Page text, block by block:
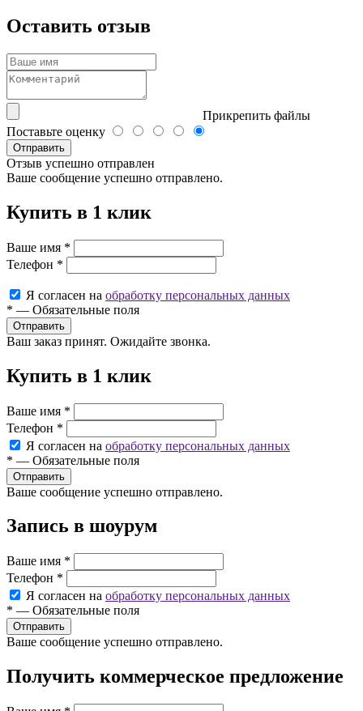
Оставить отзыв
Прикрепить файлы
Поставьте оценку
Отправить
Отзыв успешно отправлен
Ваше сообщение успешно отправлено.
Купить в 1 клик
Ваше имя *
Телефон *
Я согласен на обработку персональных данных
* — Обязательные поля
Ваш заказ принят. Ожидайте звонка.
Купить в 1 клик
Ваше имя *
Телефон *
Я согласен на обработку персональных данных
* — Обязательные поля
Ваше сообщение успешно отправлено.
Запись в шоурум
Ваше имя *
Телефон *
Я согласен на обработку персональных данных
* — Обязательные поля
Ваше сообщение успешно отправлено.
Получить коммерческое предложение